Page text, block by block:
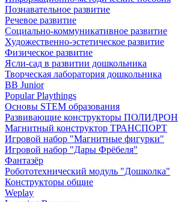
Познавательное развитие
Речевое развитие
Социально-коммуникативное развитие
Художественно-эстетическое развитие
Физическое развитие
Ясли-сад в развитии дошкольника
Творческая лаборатория дошкольника
BB Junior
Popular Playthings
Основы STEM образования
Развивающие конструкторы ПОЛИДРОН
Магнитный конструктор ТРАНСПОРТ
Игровой набор "Магнитные фигурки"
Игровой набор "Дары Фрёбеля"
Фантазёр
Робототехнический модуль "Дошколка"
Конструкторы общие
Weplay